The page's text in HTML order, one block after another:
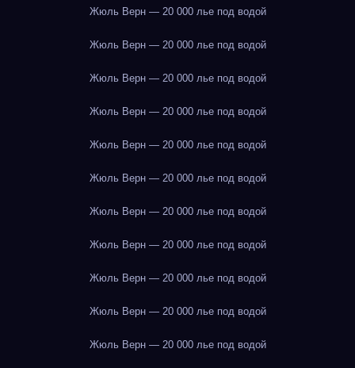
Жюль Верн — 20 000 лье под водой
Жюль Верн — 20 000 лье под водой
Жюль Верн — 20 000 лье под водой
Жюль Верн — 20 000 лье под водой
Жюль Верн — 20 000 лье под водой
Жюль Верн — 20 000 лье под водой
Жюль Верн — 20 000 лье под водой
Жюль Верн — 20 000 лье под водой
Жюль Верн — 20 000 лье под водой
Жюль Верн — 20 000 лье под водой
Жюль Верн — 20 000 лье под водой